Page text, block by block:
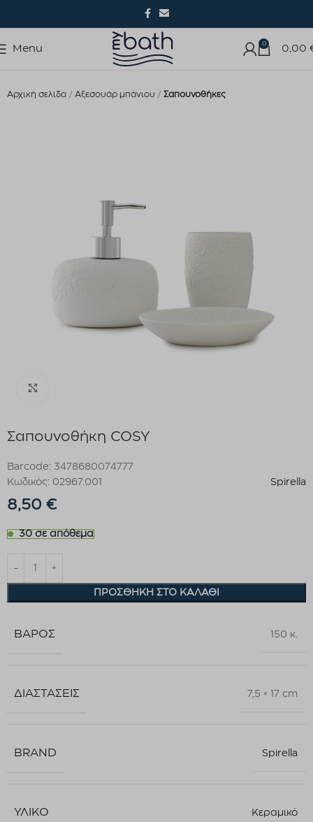
Menu 0 0,00
Αρχική σελίδα Αξεσουάρ μπάνιου Σαπουνοθήκες
Σαπουνοθήκη COSY
Barcode: 3478680074777
Κωδικός: 02967.001
Spirella
8,50 €
30 σε απόθεμα
ΠΡΟΣΘΉΚΗ ΣΤΟ ΚΑΛΆΘΙ
ΒΆΡΟΣ 150 κ.
ΔΙΑΣΤΆΣΕΙΣ 7,5 × 17 cm
BRAND Spirella
ΥΛΙΚΌ Κεραμικό